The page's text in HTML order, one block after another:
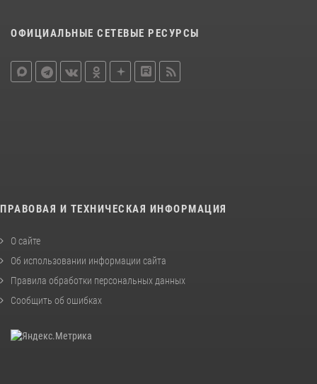
ОФИЦИАЛЬНЫЕ СЕТЕВЫЕ РЕСУРСЫ
ПРАВОВАЯ И ТЕХНИЧЕСКАЯ ИНФОРМАЦИЯ
О сайте
Об использовании информации сайта
Правила обработки персональных данных
Сообщить об ошибках